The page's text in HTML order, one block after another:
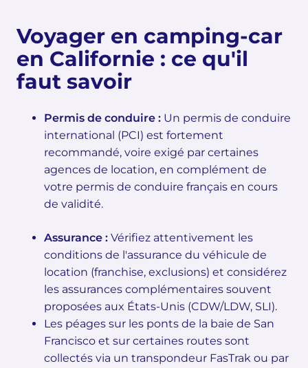
Voyager en camping-car
en Californie : ce qu'il
faut savoir
Permis de conduire : Un permis de conduire
international (PCI) est fortement
recommandé, voire exigé par certaines
agences de location, en complément de
votre permis de conduire français en cours
de validité.
Assurance : Vérifiez attentivement les
conditions de l'assurance du véhicule de
location (franchise, exclusions) et considérez
les assurances complémentaires souvent
proposées aux États-Unis (CDW/LDW, SLI).
Les péages sur les ponts de la baie de San
Francisco et sur certaines routes sont
collectés via un transpondeur FasTrak ou par